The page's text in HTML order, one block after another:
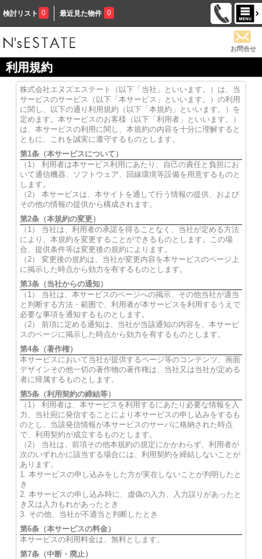
検討リスト 0 最近見た物件 0
お問合せ
利用規約
株式会社エヌズエステート（以下「当社」といいます。）は、当
サービスのサービス（以下「本サービス」といいます。）の利用
に関し、以下の通り利用規約（以下「本規約」といいます。）を
定めます。本サービスのお客様（以下「利用者」といいます。）
は、本サービスの利用に関し、本規約の内容を十分に理解すると
ともに、これを誠実に遵守するものとします。
第1条（本サービスについて）
（1） 利用者は本サービス利用にあたり、自己の責任と負担にお
いて通信機器、ソフトウェア、回線環境等設備を用意するものと
します。
（2） 本サービスは、本サイトを通して行う情報の提供、および
その他の情報の提供から構成されます。
第2条（本規約の変更）
（1） 当社は、利用者の承諾を得ることなく、当社が定める方法
により、本規約を変更することができるものとします。この場
合、提供条件等は変更後の規約によります。
（2） 変更後の規約は、当社が変更内容を本サービスのページ上
に掲示した時点から効力を有するものとします。
第3条（当社からの通知）
（1） 当社は、本サービスのページへの掲示、その他当社が適当
と判断する方法・範囲で、利用者が本サービスを利用するうえで
必要な事項を通知するものとします。
（2） 前項に定める通知は、当社が当該通知の内容を、本サービ
スのページに掲示した時点から効力を有するものとします。
第4条（著作権）
本サービスにおいて当社が提供するページ等のコンテンツ、画面
デザインその他一切の著作物の著作権は、当社又は当社が定める
者に帰属するものとします。
第5条（利用契約の締結等）
（1） 利用者は、本サービスを利用するにあたり必要な情報を入
力、当社宛に発信することにより本サービスの申し込みをするも
のとし、当該発信情報が本サービスのサーバに格納された時点
で、利用契約が成立するものとします。
（2） 当社は、前項その他本規約の規定にかかわらず、利用者が
次のいずれかに該当する場合には、利用契約を締結しないことが
あります。
1. 本サービスの申し込みをした方が実在しないことが判明したと
き
2. 本サービスの申し込み時に、虚偽の入力、入力誤りがあったと
き又は入力もれがあったとき
3. その他、当社が不適当と判断したとき
第6条（本サービスの料金）
本サービスの利用料金は、無料とします。
第7条（中断・廃止）